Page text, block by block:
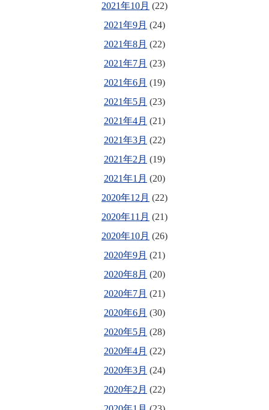
2021年10月 (22)
2021年9月 (24)
2021年8月 (22)
2021年7月 (23)
2021年6月 (19)
2021年5月 (23)
2021年4月 (21)
2021年3月 (22)
2021年2月 (19)
2021年1月 (20)
2020年12月 (22)
2020年11月 (21)
2020年10月 (26)
2020年9月 (21)
2020年8月 (20)
2020年7月 (21)
2020年6月 (30)
2020年5月 (28)
2020年4月 (22)
2020年3月 (24)
2020年2月 (22)